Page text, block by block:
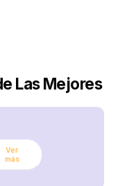
Las Mejores
Ver
más